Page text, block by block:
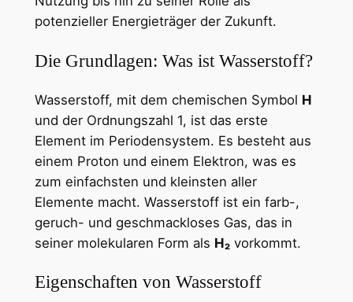
potenzieller Energieträger der Zukunft.
Die Grundlagen: Was ist Wasserstoff?
Wasserstoff, mit dem chemischen Symbol H
und der Ordnungszahl 1, ist das erste
Element im Periodensystem. Es besteht aus
einem Proton und einem Elektron, was es
zum einfachsten und kleinsten aller
Elemente macht. Wasserstoff ist ein farb-,
geruch- und geschmackloses Gas, das in
seiner molekularen Form als H₂vorkommt.
Eigenschaften von Wasserstoff